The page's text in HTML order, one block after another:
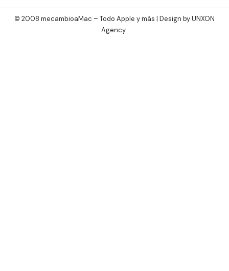
© 2008 mecambioaMac – Todo Apple y más | Design byUNXON
Agency.